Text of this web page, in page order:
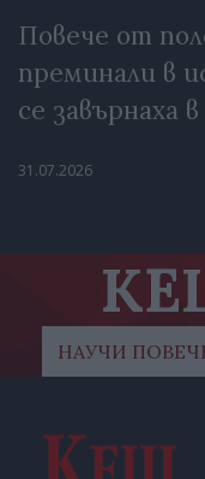
Повече от
преминали в
се завърнаха
31.07.2026
НАУЧИ